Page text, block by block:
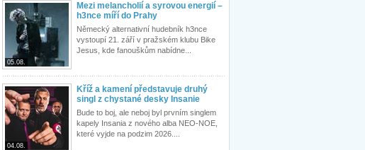
05.08.
Mezi melancholií a syrovou energií –
h3nce míří do Prahy
Německý alternativní hudebník h3nce
vystoupí 21. září v pražském klubu Bike
Jesus, kde fanouškům nabídne...
04.08.
Kříž a kamení představuje druhý
singl z chystané desky Insanie
Bude to boj, ale neboj byl prvním singlem
kapely Insania z nového alba NEO-NOE,
které vyjde na podzim 2026....